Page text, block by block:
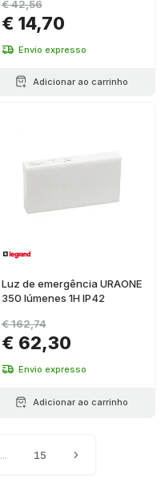
€ 14,70
€ 42,56
Envio expresso
Adicionar ao carrinho
Luz de emergência URAONE
350 lúmenes 1H IP42
€ 62,30
€ 162,74
Envio expresso
Adicionar ao carrinho
... 15